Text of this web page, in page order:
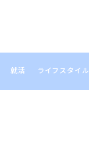
就活 ライフスタイル